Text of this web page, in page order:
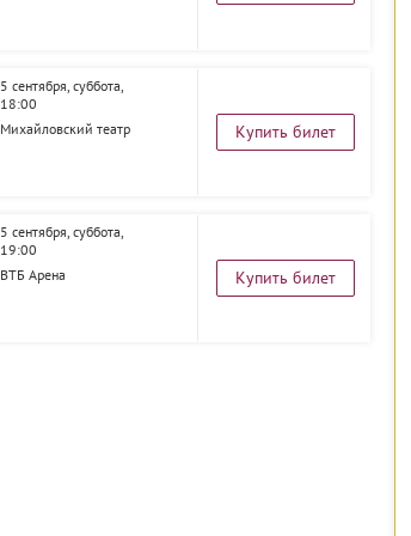
5 сентября, суббота,
18:00
Михайловский театр
Купить билет
5 сентября, суббота,
19:00
ВТБ Арена
Купить билет